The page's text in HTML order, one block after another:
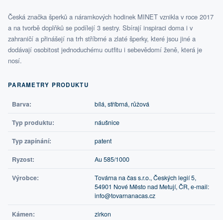
Česká značka šperků a náramkových hodinek MINET vznikla v roce 2017
a na tvorbě doplňků se podílejí 3 sestry. Sbírají inspiraci doma i v
zahraničí a přinášejí na trh stříbrné a zlaté šperky, které jsou jiné a
dodávají osobitost jednoduchému outfitu i sebevědomí ženě, která je
nosí.
PARAMETRY PRODUKTU
Barva: bílá, stříbrná, růžová
Typ produktu: náušnice
Typ zapínání: patent
Ryzost: Au 585/1000
Výrobce:
Továrna na čas s.r.o., Českých legií 5,
54901 Nové Město nad Metují, ČR, e-mail:
info@tovarnanacas.cz
Kámen: zirkon